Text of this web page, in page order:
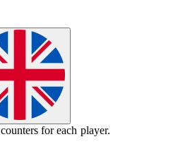
counters for each player.